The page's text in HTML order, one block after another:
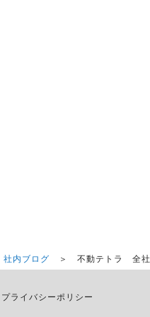
社内ブログ ＞ 不動テトラ 全社
プライバシーポリシー